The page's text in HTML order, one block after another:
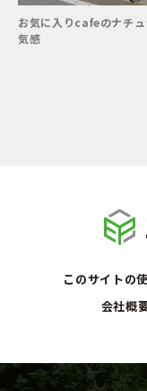
お気に入りcafeのナチュ
気感
このサイトの
会社概